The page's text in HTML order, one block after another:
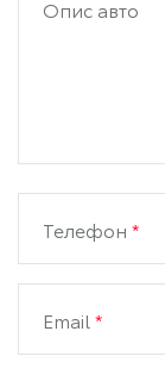
Опис авто
Телефон *
Email *